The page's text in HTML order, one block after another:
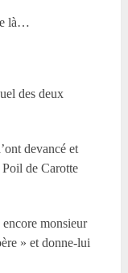
là…
des deux
devancé et
Poil de Carotte
monsieur
» et donne-lui